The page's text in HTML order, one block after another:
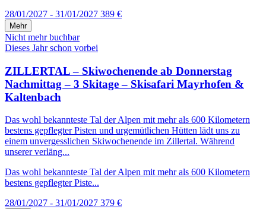
28/01/2027 - 31/01/2027 389 €
Mehr
Nicht mehr buchbar
Dieses Jahr schon vorbei
ZILLERTAL – Skiwochenende ab Donnerstag
Nachmittag – 3 Skitage – Skisafari Mayrhofen &
Kaltenbach
Das wohl bekannteste Tal der Alpen mit mehr als 600 Kilometern
bestens gepflegter Pisten und urgemütlichen Hütten lädt uns zu
einem unvergesslichen Skiwochenende im Zillertal. Während
unserer verläng...
Das wohl bekannteste Tal der Alpen mit mehr als 600 Kilometern
bestens gepflegter Piste...
28/01/2027 - 31/01/2027 379 €